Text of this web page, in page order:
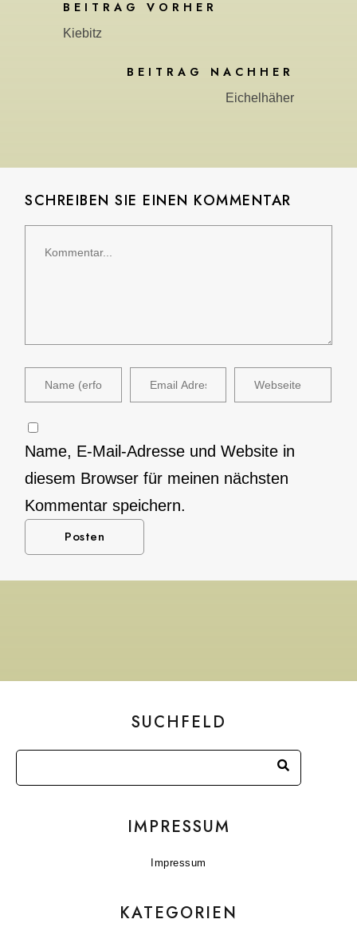
BEITRAG VORHER
Kiebitz
BEITRAG NACHHER
Eichelhäher
SCHREIBEN SIE EINEN KOMMENTAR
Name, E-Mail-Adresse und Website in
diesem Browser für meinen nächsten
Kommentar speichern.
SUCHFELD
IMPRESSUM
Impressum
KATEGORIEN